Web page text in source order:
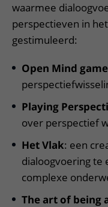
waarmee
perspectieven in
gestimuleerd:
Open Mind game
Playing
over perspectief
Het Vlak: een
dialoogvoering te
complexe
The art of being